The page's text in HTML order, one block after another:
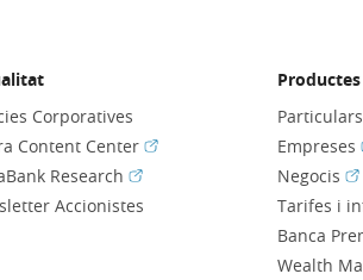
Corporatives
Content Center (Obre en finestra nova)
Research (Obre en finestra nova)
Accionistes
Particulars
Empreses
Negocis
Tarifes i
Banca
Wealth